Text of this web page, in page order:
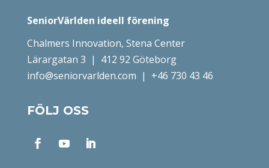
SeniorVärlden ideell förening
Chalmers Innovation, Stena Center
Lärargatan 3 | 412 92 Göteborg
info@seniorvarlden.com | +46 730 43 46
FÖLJ OSS